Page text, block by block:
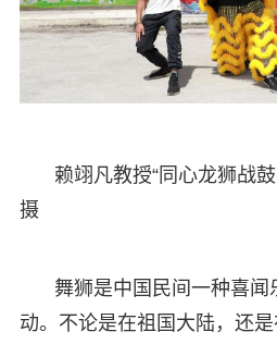
赖翊凡教授“同心龙狮战
摄
舞狮是中国民间一种喜
动。不论是在祖国大陆，还